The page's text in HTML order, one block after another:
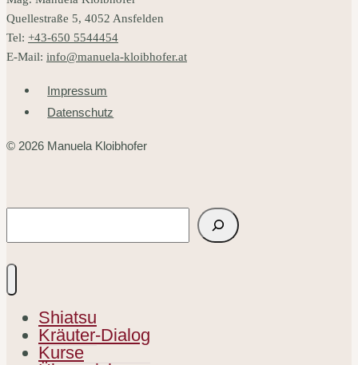
die
Frau
Quellestraße 5, 4052 Ansfelden
Tel: +43-650 5544454
E-Mail: info@manuela-kloibhofer.at
Impressum
Datenschutz
© 2026 Manuela Kloibhofer
Shiatsu
Kräuter-Dialog
Kurse